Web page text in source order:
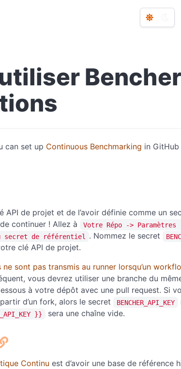
can set up Continuous Benchmarking in
API de projet et de l’avoir définie comme un
continuer ! Allez à
Votre Répo ->
secret de référentiel
. Nommez le secret
clé API de projet.
ne sont pas transmis au runner lorsqu’un
vous devrez utiliser une branche du
à votre dépôt avec une pull request. Si
d’un fork, alors le secret
BENCHER_API_KEY
}} sera une chaîne vide.
Continu est d’avoir une base de référence